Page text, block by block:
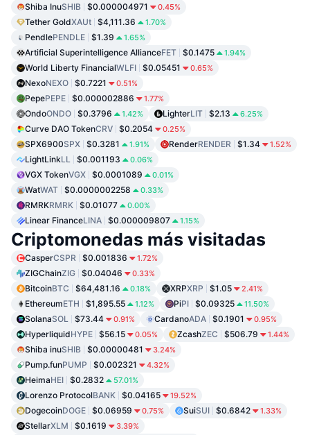
Shiba InuSHIB $0.000004971 0.45%
Tether GoldXAUt $4,111.36 1.70%
PendlePENDLE $1.39 1.65%
Artificial Superintelligence AllianceFET $0.1475 1.94%
World Liberty FinancialWLFI $0.05451 0.65%
NexoNEXO $0.7221 0.51%
PepePEPE $0.000002886 1.77%
OndoONDO $0.3796 1.42% LighterLIT $2.13 6.25%
Curve DAO TokenCRV $0.2054 0.25%
SPX6900SPX $0.3281 1.91% RenderRENDER $1.34 1.52%
LightLinkLL $0.001193 0.06%
VGX TokenVGX $0.0001089 0.01%
WatWAT $0.0000002258 0.33%
RMRKRMRK $0.01077 0.00%
Linear FinanceLINA $0.000009807 1.15%
Criptomonedas más visitadas
CasperCSPR $0.001836 1.72%
ZIGChainZIG $0.04046 0.33%
BitcoinBTC $64,481.16 0.18% XRPXRP $1.05 2.41%
EthereumETH $1,895.55 1.12% PiPI $0.09325 11.50%
SolanaSOL $73.44 0.91% CardanoADA $0.1901 0.95%
HyperliquidHYPE $56.15 0.05% ZcashZEC $506.79 1.44%
Shiba inuSHIB $0.00000481 3.24%
Pump.funPUMP $0.002321 4.32%
HeimaHEI $0.2832 57.01%
Lorenzo ProtocolBANK $0.04165 19.52%
DogecoinDOGE $0.06959 0.75% SuiSUI $0.6842 1.33%
StellarXLM $0.1619 3.39%